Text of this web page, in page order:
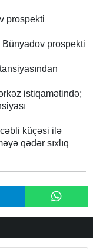
prospekti
prospekti
istiqamətində;
küçəsi ilə
qədər sıxlıq